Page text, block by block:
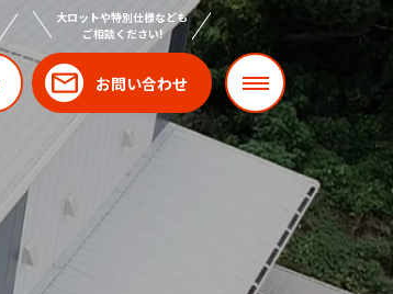
大ロットや特別仕様なども
ご相談ください!
お問い合わせ